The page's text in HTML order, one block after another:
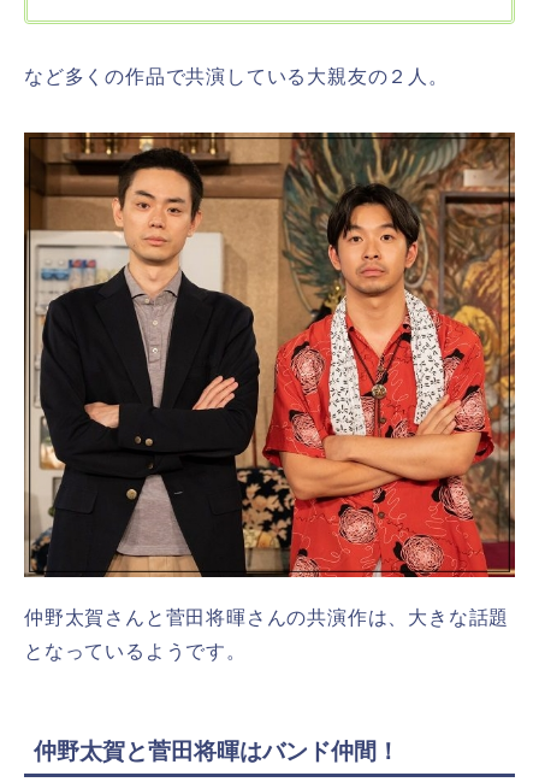
など多くの作品で共演している大親友の２人。
仲野太賀さんと菅田将暉さんの共演作は、大きな話題
となっているようです。
仲野太賀と菅田将暉はバンド仲間！